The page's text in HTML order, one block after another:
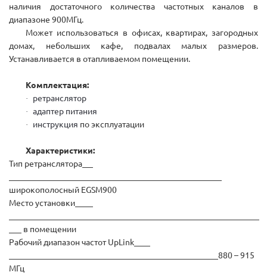
наличия достаточного количества частотных каналов в
диапазоне 900МГц.
Может использоваться в офисах, квартирах, загородных
домах, небольших кафе, подвалах малых размеров.
Устанавливается в отапливаемом помещении.
Комплектация:
· ретранслятор
· адаптер питания
· инструкция по эксплуатации
Характеристики:
Тип ретранслятора
широкополосный EGSM900
Место установки
в помещении
Рабочий диапазон частот UpLink
880 – 915
МГц